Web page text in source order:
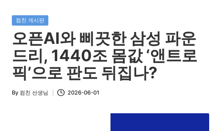
스
마
트
폰
을
게
Posted
in
컴친 게시판
오픈AI와 삐끗한 삼성 파운
드리, 1440조 몸값 ‘앤트로
픽’으로 판도 뒤집나?
Posted
By 컴친 선생님 2026-06-01